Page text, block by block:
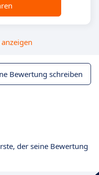
Bewertung schreiben
der seine Bewertung